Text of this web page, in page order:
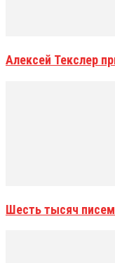
Алексей Текслер
Шесть тысяч писем